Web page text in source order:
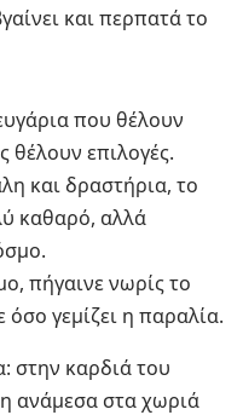
και περπατά το
που θέλουν
επιλογές.
και δραστήρια, το
καθαρό, αλλά
πήγαινε νωρίς το
γεμίζει η παραλία.
στην καρδιά του
ανάμεσα στα χωριά